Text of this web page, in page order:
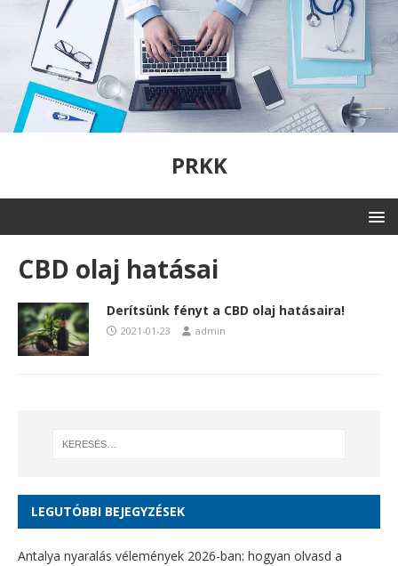
PRKK
CBD olaj hatásai
Derítsünk fényt a CBD olaj hatásaira!
2021-01-23 admin
LEGUTÓBBI BEJEGYZÉSEK
Antalya nyaralás vélemények 2026-ban: hogyan olvasd a